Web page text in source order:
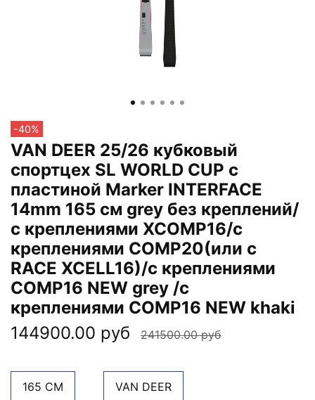
-40%
VAN DEER 25/26 кубковый
спортцех SL WORLD CUP с
пластиной Marker INTERFACE
14mm 165 см grey без креплений/
с креплениями XCOMP16/с
креплениями COMP20(или с
RACE XCELL16)/с креплениями
COMP16 NEW grey /с
креплениями COMP16 NEW khaki
144900.00 руб
241500.00 руб
165 СМ VAN DEER